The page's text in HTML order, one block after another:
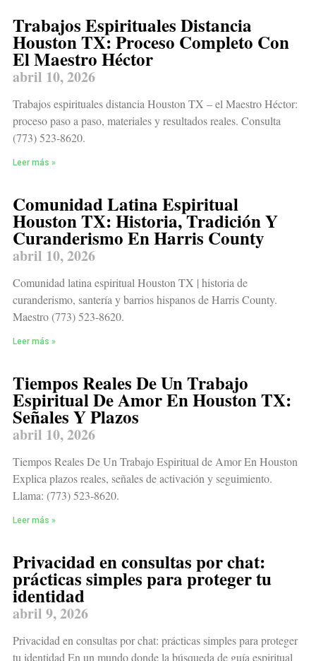
Trabajos Espirituales Distancia
Houston TX: Proceso Completo Con
El Maestro Héctor
abril 10, 2026
Trabajos espirituales distancia Houston TX – el Maestro Héctor:
proceso paso a paso, materiales y resultados reales. Consulta
(773) 523-8620.
Leer más »
Comunidad Latina Espiritual
Houston TX: Historia, Tradición Y
Curanderismo En Harris County
abril 10, 2026
Comunidad latina espiritual Houston TX | historia de
curanderismo, santería y barrios hispanos de Harris County.
Maestro (773) 523-8620.
Leer más »
Tiempos Reales De Un Trabajo
Espiritual De Amor En Houston TX:
Señales Y Plazos
abril 10, 2026
Tiempos Reales De Un Trabajo Espiritual de Amor En Houston
Explica plazos reales, señales de activación y seguimiento.
Llama: (773) 523-8620.
Leer más »
Privacidad en consultas por chat:
prácticas simples para proteger tu
identidad
abril 9, 2026
Privacidad en consultas por chat: prácticas simples para proteger
tu identidad En un mundo donde la búsqueda de guía espiritual